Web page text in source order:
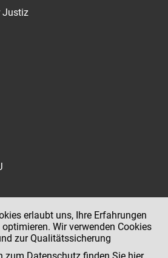
Justiz
erlaubt uns, Ihre Erfahrungen
Wir verwenden Cookies
zur Qualitätssicherung